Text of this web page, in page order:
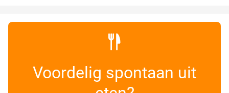
Voordelig spontaan uit